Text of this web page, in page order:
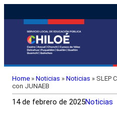
Home » Noticias » Noticias » SLEP
con JUNAEB
14 de febrero de 2025Noticias